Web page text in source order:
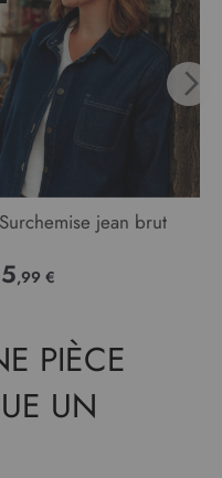
Surchemise jean brut
,99 €
PIÈCE
UN